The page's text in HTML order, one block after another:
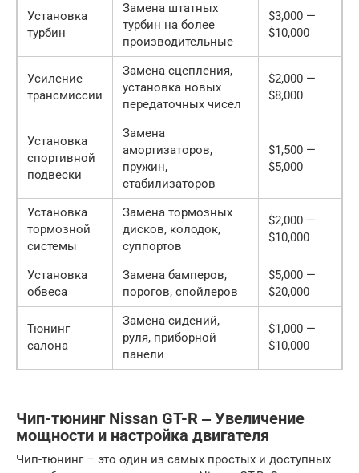
Установка
турбин
Замена штатных
турбин на более
производительные
$3,000 —
$10,000
Усиление
трансмиссии
Замена сцепления,
установка новых
передаточных чисел
$2,000 —
$8,000
Установка
спортивной
подвески
Замена
амортизаторов,
пружин,
стабилизаторов
$1,500 —
$5,000
Установка
тормозной
системы
Замена тормозных
дисков, колодок,
суппортов
$2,000 —
$10,000
Установка
обвеса
Замена бамперов,
порогов, спойлеров
$5,000 —
$20,000
Тюнинг
салона
Замена сидений,
руля, приборной
панели
$1,000 —
$10,000
Чип-тюнинг Nissan GT-R ‒ Увеличение
мощности и настройка двигателя
Чип-тюнинг – это один из самых простых и доступных